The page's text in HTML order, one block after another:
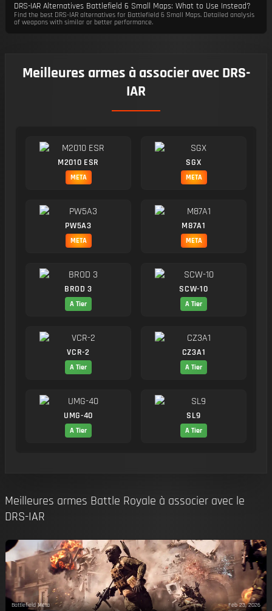
DRS-IAR Alternatives Battlefield 6 Small Maps: What to Use Instead?
Find the best DRS-IAR alternatives for Battlefield 6 Small Maps. Detailed analysis
of weapons with similar or better performance.
Meilleures armes à associer avec DRS-
IAR
M2010 ESR
META
SGX
META
PW5A3
META
M87A1
META
BROD 3
A Tier
SCW-10
A Tier
VCR-2
A Tier
CZ3A1
A Tier
UMG-40
A Tier
SL9
A Tier
Meilleures armes Battle Royale à associer avec le
DRS-IAR
Battlefield Meta Feb 23, 2026